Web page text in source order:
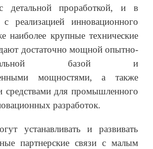
детальной проработкой, и в
с реализацией инновационного
наиболее крупные технические
достаточно мощной опытно-
базой и
мощностями, а также
средствами для промышленного
разработок.
устанавливать и развивать
партнерские связи с малым